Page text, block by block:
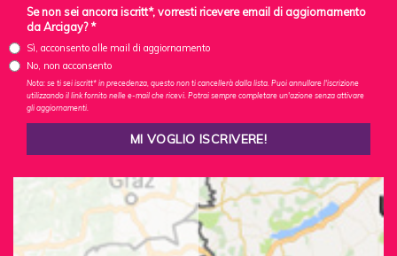
Se non sei ancora iscritt*, vorresti ricevere email di aggiornamento
da Arcigay? *
Sì, acconsento alle mail di aggiornamento
No, non acconsento
Nota: se ti sei iscritt* in precedenza, questo non ti cancellerà dalla lista. Puoi annullare l'iscrizione
utilizzando il link fornito nelle e-mail che ricevi. Potrai sempre completare un'azione senza attivare
gli aggiornamenti.